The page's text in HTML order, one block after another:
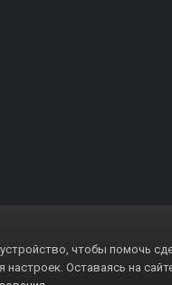
чтобы помочь
настроек. Оставаясь на